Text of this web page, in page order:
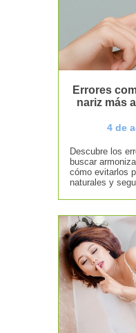
Errores
nariz más
4 de
Descubre los
buscar
cómo evitarlos
naturales y